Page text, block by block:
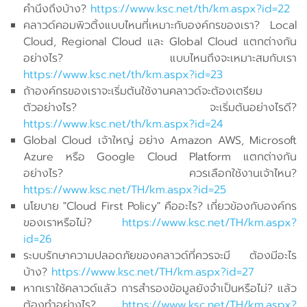
คำนึงถึงบ้าง? https://www.ksc.net/th/km.aspx?id=22
คลาวด์คอมพิวติ้งแบบไหนที่เหมาะกับองค์กรของเรา? Local
Cloud, Regional Cloud และ Global Cloud แตกต่างกัน
อย่างไร? แบบไหนถึงจะเหมาะสมกับเรา
https://www.ksc.net/th/km.aspx?id=23
ถ้าองค์กรของเราจะเริ่มต้นใช้งานคลาวด์จะต้องเตรียม
ตัวอย่างไร? จะเริ่มต้นอย่างไรดี?
https://www.ksc.net/th/km.aspx?id=24
Global Cloud เจ้าใหญ่ อย่าง Amazon AWS, Microsoft
Azure หรือ Google Cloud Platform แตกต่างกัน
อย่างไร? ควรเลือกใช้งานเจ้าไหน?
https://www.ksc.net/TH/km.aspx?id=25
นโยบาย "Cloud First Policy" คืออะไร? เกี่ยวข้องกับองค์กร
ของเราหรือไม่? https://www.ksc.net/TH/km.aspx?
id=26
ระบบรักษาความปลอดภัยของคลาวด์ที่ควรจะมี ต้องมีอะไร
บ้าง? https://www.ksc.net/TH/km.aspx?id=27
หากเราใช้คลาวด์แล้ว การสำรองข้อมูลยังจำเป็นหรือไม่? แล้ว